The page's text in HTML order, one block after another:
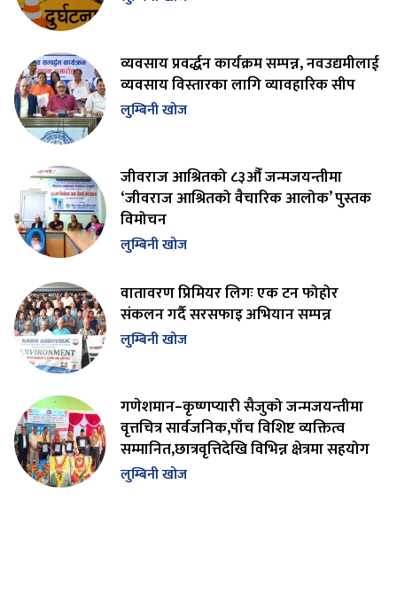
व्यवसाय प्रवर्द्धन कार्यक्रम सम्पन्न, नवउद्यमीलाई
व्यवसाय विस्तारका लागि व्यावहारिक सीप
लुम्बिनी खोज
जीवराज आश्रितको ८३औँ जन्मजयन्तीमा
‘जीवराज आश्रितको वैचारिक आलोक’ पुस्तक
विमोचन
लुम्बिनी खोज
वातावरण प्रिमियर लिगः एक टन फोहोर
संकलन गर्दै सरसफाइ अभियान सम्पन्न
लुम्बिनी खोज
गणेशमान–कृष्णप्यारी सैजुको जन्मजयन्तीमा
वृत्तचित्र सार्वजनिक,पाँच विशिष्ट व्यक्तित्व
सम्मानित,छात्रवृत्तिदेखि विभिन्न क्षेत्रमा सहयोग
लुम्बिनी खोज